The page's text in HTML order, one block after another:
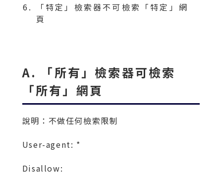
「特定」檢索器不可檢索「特定」網
頁
A. 「所有」檢索器可檢索
「所有」網頁
說明：不做任何檢索限制
User-agent: *
Disallow: